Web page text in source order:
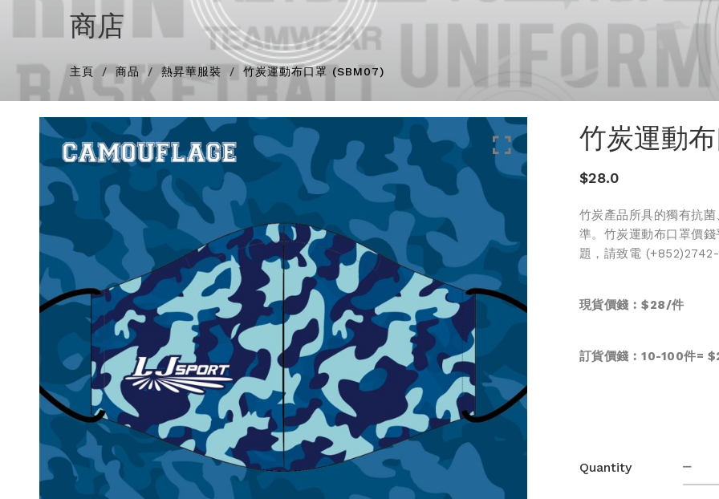
商店
主頁 商品 熱昇華服裝 竹炭運動布口罩 (SBM07)
竹炭運動
$28.0
竹炭產品所具的獨有抗
準。竹炭運動布口罩價
題，請致電
現貨價錢︰$28/件
訂貨價錢︰10-100件=
Quantity
竹
炭